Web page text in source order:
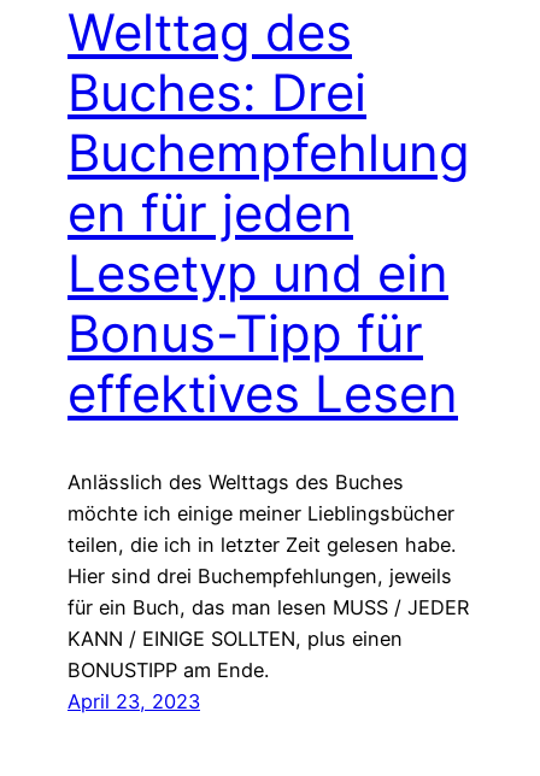
Welttag des
Buches: Drei
Buchempfehlung
en für jeden
Lesetyp und ein
Bonus-Tipp für
effektives Lesen
Anlässlich des Welttags des Buches
möchte ich einige meiner Lieblingsbücher
teilen, die ich in letzter Zeit gelesen habe.
Hier sind drei Buchempfehlungen, jeweils
für ein Buch, das man lesen MUSS / JEDER
KANN / EINIGE SOLLTEN, plus einen
BONUSTIPP am Ende.
April 23, 2023